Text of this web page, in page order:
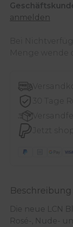
anmelden
Bei
Menge wende
30 Tage
Jetzt
Beschreibung
Die neue LCN
Rosé-, Nude-